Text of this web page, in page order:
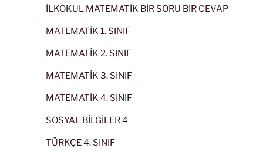
İLKOKUL MATEMATİK BİR SORU BİR CEVAP
MATEMATİK 1. SINIF
MATEMATİK 2. SINIF
MATEMATİK 3. SINIF
MATEMATİK 4. SINIF
SOSYAL BİLGİLER 4
TÜRKÇE 4. SINIF